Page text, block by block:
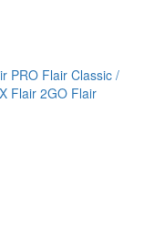
PRO Flair Classic /
Flair 2GO Flair